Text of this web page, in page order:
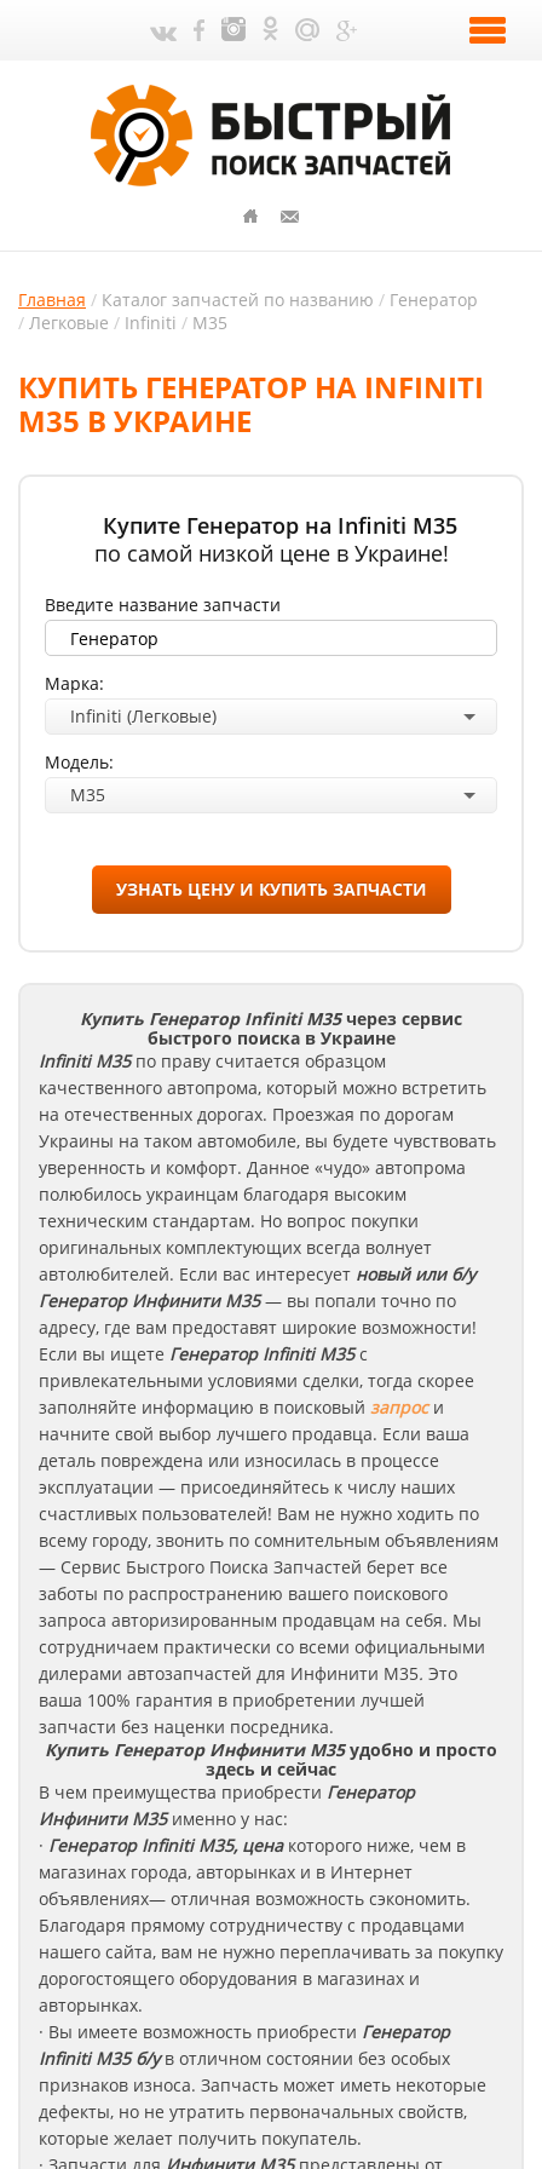
Главная Каталог запчастей по названию
Генератор
Легковые
Infiniti M35
КУПИТЬ ГЕНЕРАТОР НА INFINITI
M35 В УКРАИНЕ
Купите Генератор на Infiniti M35
по самой низкой цене в Украине!
Введите название запчасти
Марка:
Infiniti (Легковые)
Модель:
M35
УЗНАТЬ ЦЕНУ И КУПИТЬ ЗАПЧАСТИ
Купить Генератор Infiniti M35 через сервис
быстрого поиска в Украине
InfinitiM35по праву считается образцом
качественного автопрома, который можно встретить
на отечественных дорогах. Проезжая по дорогам
Украины на таком автомобиле, вы будете чувствовать
уверенность и комфорт. Данное «чудо» автопрома
полюбилось украинцам благодаря высоким
техническим стандартам. Но вопрос покупки
оригинальных комплектующих всегда волнует
автолюбителей. Если вас интересует новый или б/у
ГенераторИнфинитиM35— вы попали точно по
адресу, где вам предоставят широкие возможности!
Если вы ищете ГенераторInfinitiM35с
привлекательными условиями сделки, тогда скорее
заполняйте информацию в поисковый запроси
начните свой выбор лучшего продавца. Если ваша
деталь повреждена или износилась в процессе
эксплуатации — присоединяйтесь к числу наших
счастливых пользователей! Вам не нужно ходить по
всему городу, звонить по сомнительным объявлениям
— Сервис Быстрого Поиска Запчастей берет все
заботы по распространению вашего поискового
запроса авторизированным продавцам на себя. Мы
сотрудничаем практически со всеми официальными
дилерами автозапчастей для Инфинити M35. Это
ваша 100% гарантия в приобретении лучшей
запчасти без наценки посредника.
Купить Генератор Инфинити M35 удобно и просто
здесь и сейчас
В чем преимущества приобрести Генератор
ИнфинитиM35именно у нас:
· Генератор Infiniti M35, цена которого ниже, чем в
магазинах города, авторынках и в Интернет
объявлениях— отличная возможность сэкономить.
Благодаря прямому сотрудничеству с продавцами
нашего сайта, вам не нужно переплачивать за покупку
дорогостоящего оборудования в магазинах и
авторынках.
· Вы имеете возможность приобрести Генератор
Infiniti M35 б/ув отличном состоянии без особых
признаков износа. Запчасть может иметь некоторые
дефекты, но не утратить первоначальных свойств,
которые желает получить покупатель.